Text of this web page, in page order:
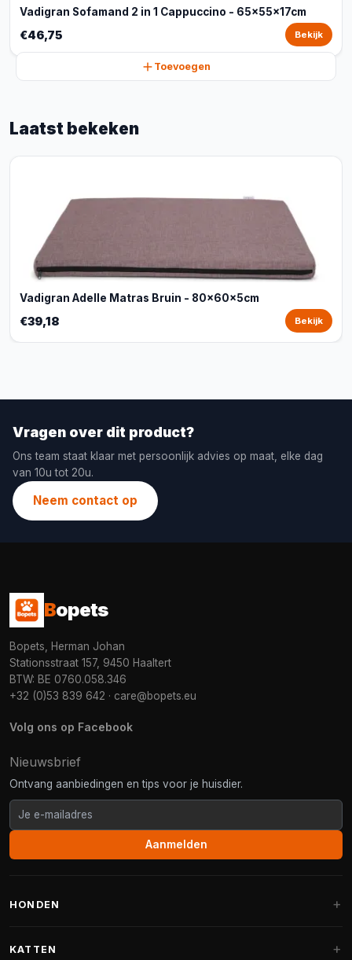
Vadigran Sofamand 2 in 1 Cappuccino - 65x55x17cm
€46,75 Bekijk
Toevoegen
Laatst bekeken
Vadigran Adelle Matras Bruin - 80x60x5cm
€39,18 Bekijk
Vragen over dit product?
Ons team staat klaar met persoonlijk advies op maat, elke dag
van 10u tot 20u.
Neem contact op
Bopets
Bopets, Herman Johan
Stationsstraat 157, 9450 Haaltert
BTW: BE 0760.058.346
+32 (0)53 839 642 · care@bopets.eu
Volg ons op Facebook
Nieuwsbrief
Ontvang aanbiedingen en tips voor je huisdier.
Aanmelden
HONDEN
KATTEN